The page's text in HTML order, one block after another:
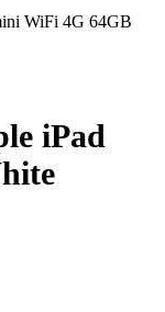
iPad